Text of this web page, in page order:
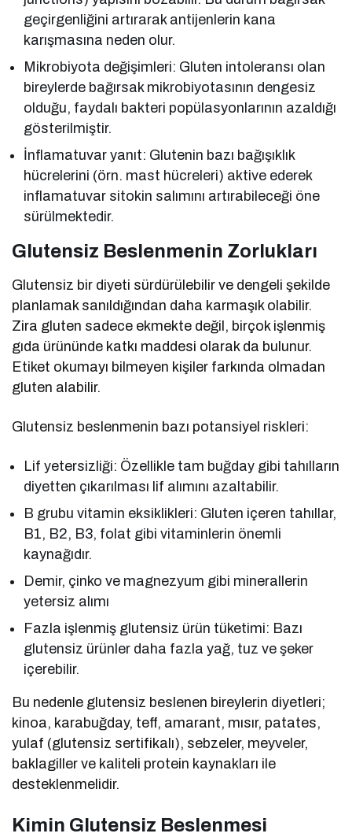
geçirgenliğini artırarak antijenlerin kana
karışmasına neden olur.
Mikrobiyota değişimleri: Gluten intoleransı olan
bireylerde bağırsak mikrobiyotasının dengesiz
olduğu, faydalı bakteri popülasyonlarının azaldığı
gösterilmiştir.
İnflamatuvar yanıt: Glutenin bazı bağışıklık
hücrelerini (örn. mast hücreleri) aktive ederek
inflamatuvar sitokin salımını artırabileceği öne
sürülmektedir.
Glutensiz Beslenmenin Zorlukları
Glutensiz bir diyeti sürdürülebilir ve dengeli şekilde
planlamak sanıldığından daha karmaşık olabilir.
Zira gluten sadece ekmekte değil, birçok işlenmiş
gıda ürününde katkı maddesi olarak da bulunur.
Etiket okumayı bilmeyen kişiler farkında olmadan
gluten alabilir.
Glutensiz beslenmenin bazı potansiyel riskleri:
Lif yetersizliği: Özellikle tam buğday gibi tahılların
diyetten çıkarılması lif alımını azaltabilir.
B grubu vitamin eksiklikleri: Gluten içeren tahıllar,
B1, B2, B3, folat gibi vitaminlerin önemli
kaynağıdır.
Demir, çinko ve magnezyum gibi minerallerin
yetersiz alımı
Fazla işlenmiş glutensiz ürün tüketimi: Bazı
glutensiz ürünler daha fazla yağ, tuz ve şeker
içerebilir.
Bu nedenle glutensiz beslenen bireylerin diyetleri;
kinoa, karabuğday, teff, amarant, mısır, patates,
yulaf (glutensiz sertifikalı), sebzeler, meyveler,
baklagiller ve kaliteli protein kaynakları ile
desteklenmelidir.
Kimin Glutensiz Beslenmesi